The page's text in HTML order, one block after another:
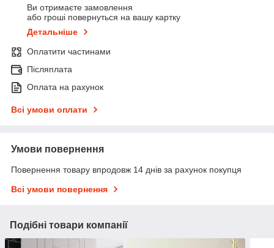
Ви отримаєте замовлення
або гроші повернуться на вашу картку
Детальніше
Оплатити частинами
Післяплата
Оплата на рахунок
Всі умови оплати
Умови повернення
Повернення товару впродовж 14 днів за рахунок покупця
Всі умови повернення
Подібні товари компанії